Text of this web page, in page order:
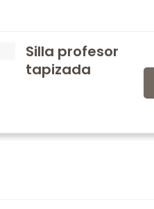
Silla profesor
tapizada